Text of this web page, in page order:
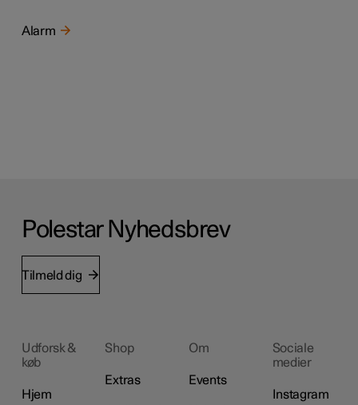
Alarm
Polestar Nyhedsbrev
Tilmeld dig
Udforsk &
køb
Hjem
Shop
Extras
Om
Events
Sociale
medier
Instagram